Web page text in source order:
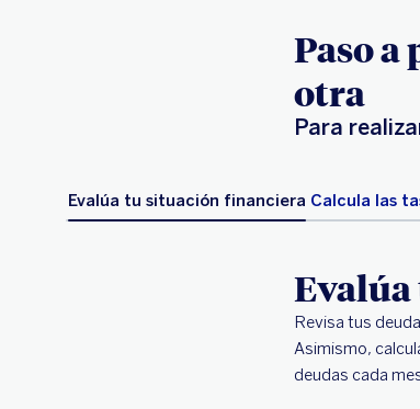
Paso a
otra
Para
Evalúa tu situación financiera Calcula las
Revisa tus
Asimismo,
deudas cada